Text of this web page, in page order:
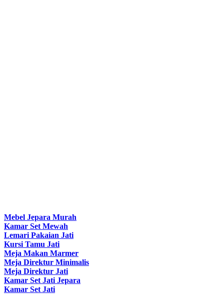
Mebel Jepara Murah
Kamar Set Mewah
Lemari Pakaian Jati
Kursi Tamu Jati
Meja Makan Marmer
Meja Direktur Minimalis
Meja Direktur Jati
Kamar Set Jati Jepara
Kamar Set Jati